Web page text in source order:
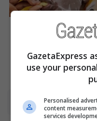
15 Things You Do
That The Bible Forbids:
You Guilty?
GazetaExpress
use your
Personalised
content
services